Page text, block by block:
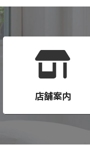
店舗案内